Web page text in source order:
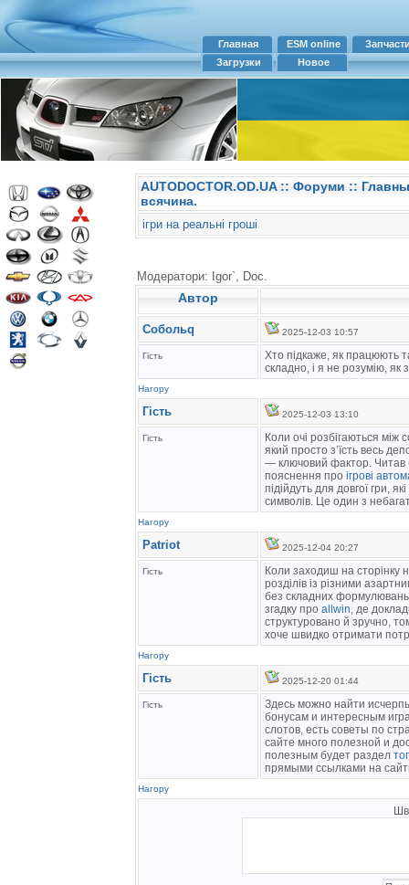
Главная ESM online
Загрузки
Новое
AUTODOCTOR.OD.UA:: Форуми ::
всячина.
ігри на реальні гроші
Модератори: Igor`, Doc.
Автор
Собольq 2025-12-03 10:57
Гість
Хто підкаже, як працюють
складно, і я не розумію, як
Нагору
Гість 2025-12-03 13:10
Гість
Коли очі розбігаються між
який просто з’їсть весь
— ключовий фактор. Читав
пояснення про ігрові
підійдуть для довгої гри,
символів. Це один з
Нагору
Patriot 2025-12-04 20:27
Гість
Коли заходиш на сторінку
розділів із різними
без складних
згадку про allwin, де
структуровано й зручно,
хоче швидко отримати
Нагору
Гість 2025-12-20 01:44
Гість
Здесь можно найти
бонусам и интересным
слотов, есть советы по
сайте много полезной и
полезным будет раздел
прямыми ссылками на
Нагору